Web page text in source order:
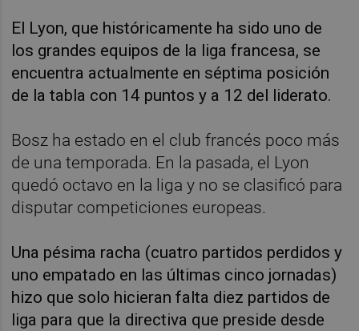
El Lyon, que históricamente ha sido uno de
los grandes equipos de la liga francesa, se
encuentra actualmente en séptima posición
de la tabla con 14 puntos y a 12 del liderato.
Bosz ha estado en el club francés poco más
de una temporada. En la pasada, el Lyon
quedó octavo en la liga y no se clasificó para
disputar competiciones europeas.
Una pésima racha (cuatro partidos perdidos y
uno empatado en las últimas cinco jornadas)
hizo que solo hicieran falta diez partidos de
liga para que la directiva que preside desde